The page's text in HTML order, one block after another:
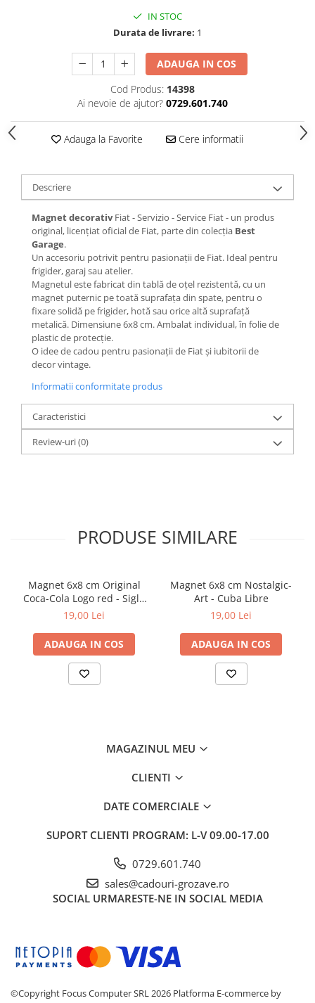
IN STOC
Durata de livrare: 1
ADAUGA IN COS
Cod Produs: 14398
Ai nevoie de ajutor? 0729.601.740
Adauga la Favorite Cere informatii
Descriere
Magnet decorativFiat - Servizio - Service Fiat - un produs
original, licențiat oficial de Fiat, parte din colecția Best
Garage.
Un accesoriu potrivit pentru pasionații de Fiat. Ideal pentru
frigider, garaj sau atelier.
Magnetul este fabricat din tablă de oțel rezistentă, cu un
magnet puternic pe toată suprafața din spate, pentru o
fixare solidă pe frigider, hotă sau orice altă suprafață
metalică. Dimensiune 6x8 cm. Ambalat individual, în folie de
plastic de protecție.
O idee de cadou pentru pasionații de Fiat și iubitorii de
decor vintage.
Informatii conformitate produs
Caracteristici
Review-uri(0)
PRODUSE SIMILARE
Magnet 6x8 cm Original
Coca-Cola Logo red - Sigla
Rosie
19,00 Lei
ADAUGA IN COS
Magnet 6x8 cm Nostalgic-
Art - Cuba Libre
19,00 Lei
ADAUGA IN COS
MAGAZINUL MEU
CLIENTI
DATE COMERCIALE
SUPORT CLIENTI PROGRAM: L-V 09.00-17.00
0729.601.740
sales@cadouri-grozave.ro
SOCIAL URMARESTE-NE IN SOCIAL MEDIA
©Copyright Focus Computer SRL 2026 Platforma E-commerce by